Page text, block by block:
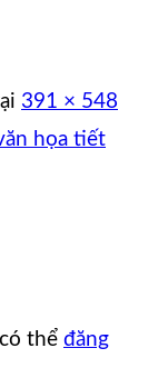
391 × 548
họa tiết
thể đăng